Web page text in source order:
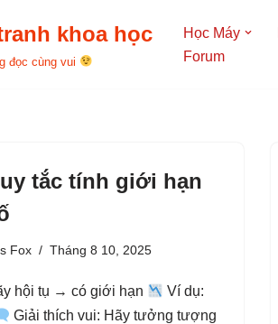
khoa học
đọc cùng vui
Học Máy
Forum
tắc tính giới hạn
Fox Tháng 8 10, 2025
hội tụ → có giới hạn
Ví dụ:
Giải thích vui: Hãy tưởng tượng